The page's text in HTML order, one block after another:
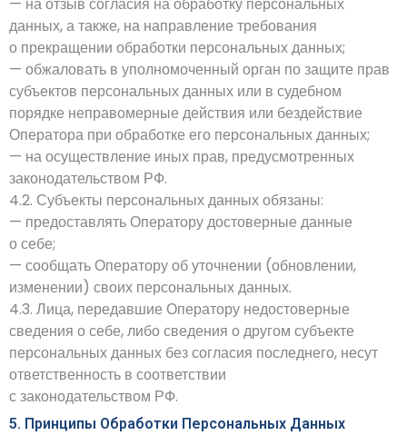
данных, а также, на направление требования
о прекращении обработки персональных данных;
— обжаловать в уполномоченный орган по защите прав
субъектов персональных данных или в судебном
порядке неправомерные действия или бездействие
Оператора при обработке его персональных данных;
— на осуществление иных прав, предусмотренных
законодательством РФ.
4.2. Субъекты персональных данных обязаны:
— предоставлять Оператору достоверные данные
о себе;
— сообщать Оператору об уточнении (обновлении,
изменении) своих персональных данных.
4.3. Лица, передавшие Оператору недостоверные
сведения о себе, либо сведения о другом субъекте
персональных данных без согласия последнего, несут
ответственность в соответствии
с законодательством РФ.
5. Принципы Обработки Персональных Данных